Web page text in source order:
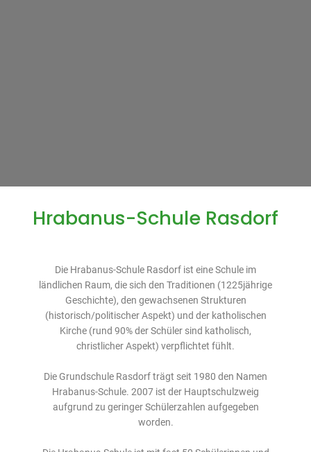
Hrabanus-Schule Rasdorf
Die Hrabanus-Schule Rasdorf ist eine Schule im
ländlichen Raum, die sich den Traditionen (1225jährige
Geschichte), den gewachsenen Strukturen
(historisch/politischer Aspekt) und der katholischen
Kirche (rund 90% der Schüler sind katholisch,
christlicher Aspekt) verpflichtet fühlt.
Die Grundschule Rasdorf trägt seit 1980 den Namen
Hrabanus-Schule. 2007 ist der Hauptschulzweig
aufgrund zu geringer Schülerzahlen aufgegeben
worden.